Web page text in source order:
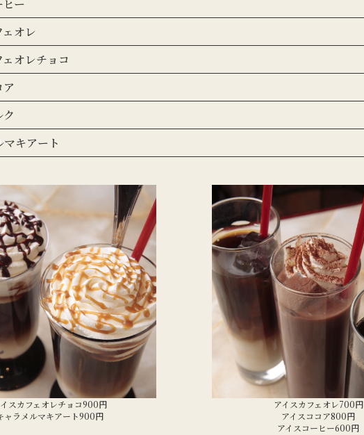
ヒー
ェオレ
オレチョコ
キアート
スカフェオレチョコ900円
ャラメルマキアート900円
アイスカフェオレ700円
アイスココア800円
アイスコーヒー600円